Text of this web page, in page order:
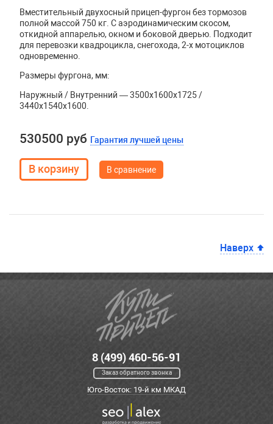
Вместительный двухосный прицеп-фургон без тормозов
полной массой 750 кг. С аэродинамическим скосом,
откидной аппарелью, окном и боковой дверью. Подходит
для перевозки квадроцикла, снегохода, 2-х мотоциклов
одновременно.
Размеры фургона, мм:
Наружный / Внутренний — 3500х1600х1725 /
3440х1540х1600.
530500 руб Гарантия лучшей цены
В сравнение
Наверх
8 (499) 460-56-91
Заказ обратного звонка
Юго-Восток: 19-й км МКАД